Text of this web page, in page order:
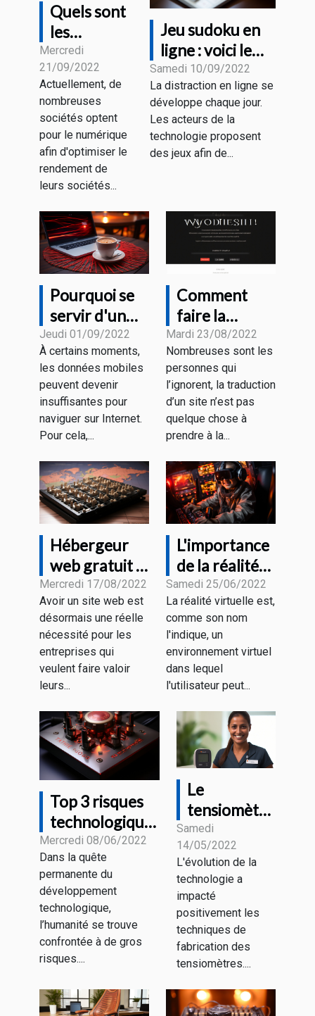
Quels sont
les
avantages
du
marketing
digital ?
Mercredi
21/09/2022
Actuellement, de
nombreuses
sociétés optent
pour le numérique
afin d'optimiser le
rendement de
leurs sociétés...
Jeu sudoku en
ligne : voici le
fonctionnement
Samedi 10/09/2022
La distraction en ligne se
développe chaque jour.
Les acteurs de la
technologie proposent
des jeux afin de...
Pourquoi se
servir d'un
VPN sur un
Wi-Fi public ?
Jeudi 01/09/2022
À certains moments,
les données mobiles
peuvent devenir
insuffisantes pour
naviguer sur Internet.
Pour cela,...
Comment
faire la
traduction de
son site
internet ?
Mardi 23/08/2022
Nombreuses sont les
personnes qui
l’ignorent, la traduction
d’un site n’est pas
quelque chose à
prendre à la...
Hébergeur
web gratuit :
quelques
critères pour
faire un bon
choix
Mercredi 17/08/2022
Avoir un site web est
désormais une réelle
nécessité pour les
entreprises qui
veulent faire valoir
leurs...
L'importance
de la réalité
virtuelle
Samedi 25/06/2022
La réalité virtuelle est,
comme son nom
l'indique, un
environnement virtuel
dans lequel
l'utilisateur peut...
Top 3 risques
technologiques
majeurs
Mercredi 08/06/2022
Dans la quête
permanente du
développement
technologique,
l’humanité se trouve
confrontée à de gros
risques....
Le
tensiomètre
connecté :
De quoi
s’agit-il ?
Samedi
14/05/2022
L'évolution de la
technologie a
impacté
positivement les
techniques de
fabrication des
tensiomètres....